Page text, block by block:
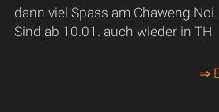
dann viel Spass am Chaweng Noi.
Sind ab 10.01. auch wieder in TH
⇒